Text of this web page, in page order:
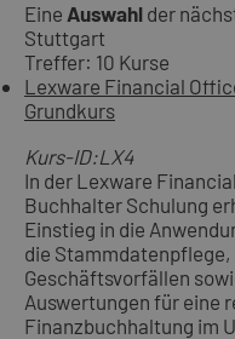
Eine Auswahl der
Stuttgart
Treffer: 10 Kurse
Lexware Financial
Grundkurs
Kurs-ID:LX4
In der Lexware
Buchhalter Schulung
Einstieg in die
die Stammdatenpflege,
Geschäftsvorfällen
Auswertungen für eine
Finanzbuchhaltung im